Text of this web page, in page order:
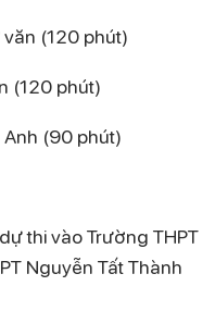
(120 phút)
(120 phút)
(90 phút)
thi vào Trường THPT
Nguyễn Tất Thành